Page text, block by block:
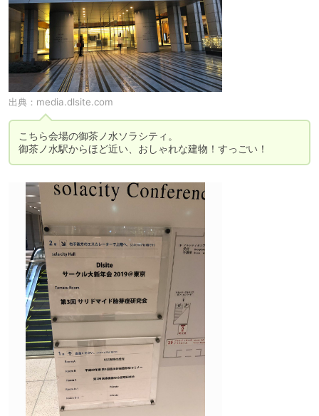
出典： media.dlsite.com
こちら会場の御茶ノ水ソラシティ。
御茶ノ水駅からほど近い、おしゃれな建物！すっごい！